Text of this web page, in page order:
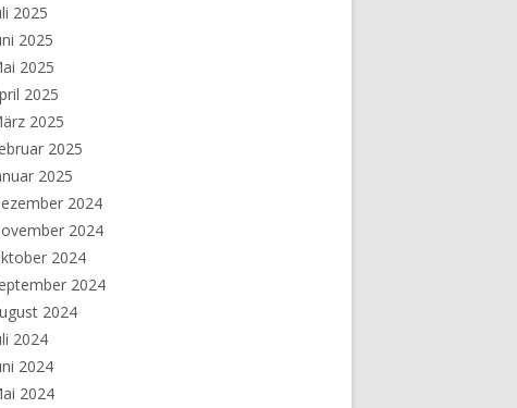
2025
2025
2025
2025
2025
2025
2025
2024
2024
2024
2024
2024
2024
2024
2024